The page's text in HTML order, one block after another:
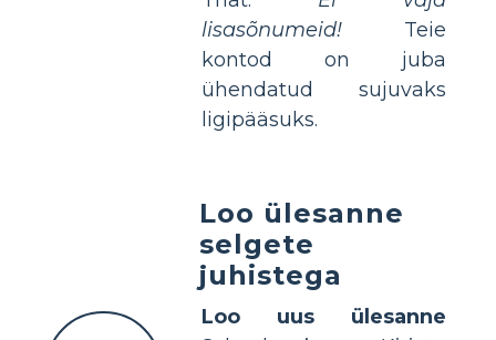
lisasõnumeid! Teie
kontod on juba
ühendatud sujuvaks
ligipääsuks.
Loo ülesanne
selgete
juhistega
Loo uus ülesanne